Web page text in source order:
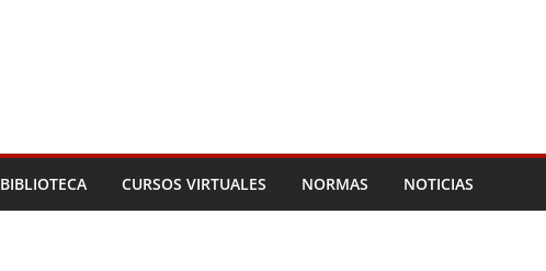
BIBLIOTECA CURSOS VIRTUALES NORMAS NOTICIAS